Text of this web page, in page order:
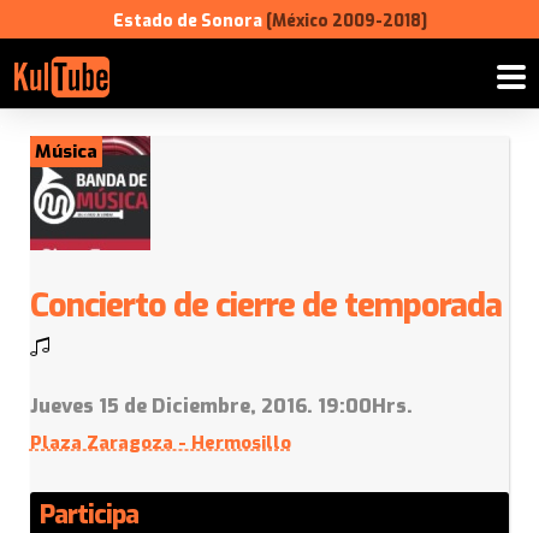
Estado de Sonora [México 2009-2018]
Música
Concierto de cierre de temporada
Jueves 15 de Diciembre, 2016. 19:00Hrs.
Plaza Zaragoza - Hermosillo
Participa